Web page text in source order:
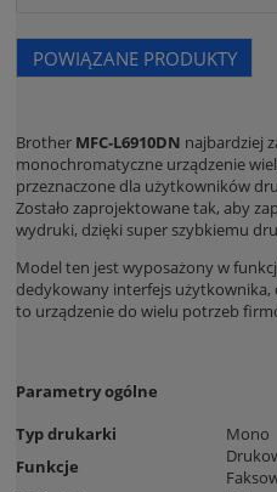
POWIĄZANE PRODUKTY
Brother MFC-L6910DN najbardziej
monochromatyczne urządzenie
przeznaczone dla użytkowników
Zostało zaprojektowane tak, aby
wydruki, dzięki super szybkiemu
Model ten jest wyposażony w
dedykowany interfejs
to urządzenie do wielu potrzeb
Parametry ogólne
Typ drukarki
Mono
Funkcje